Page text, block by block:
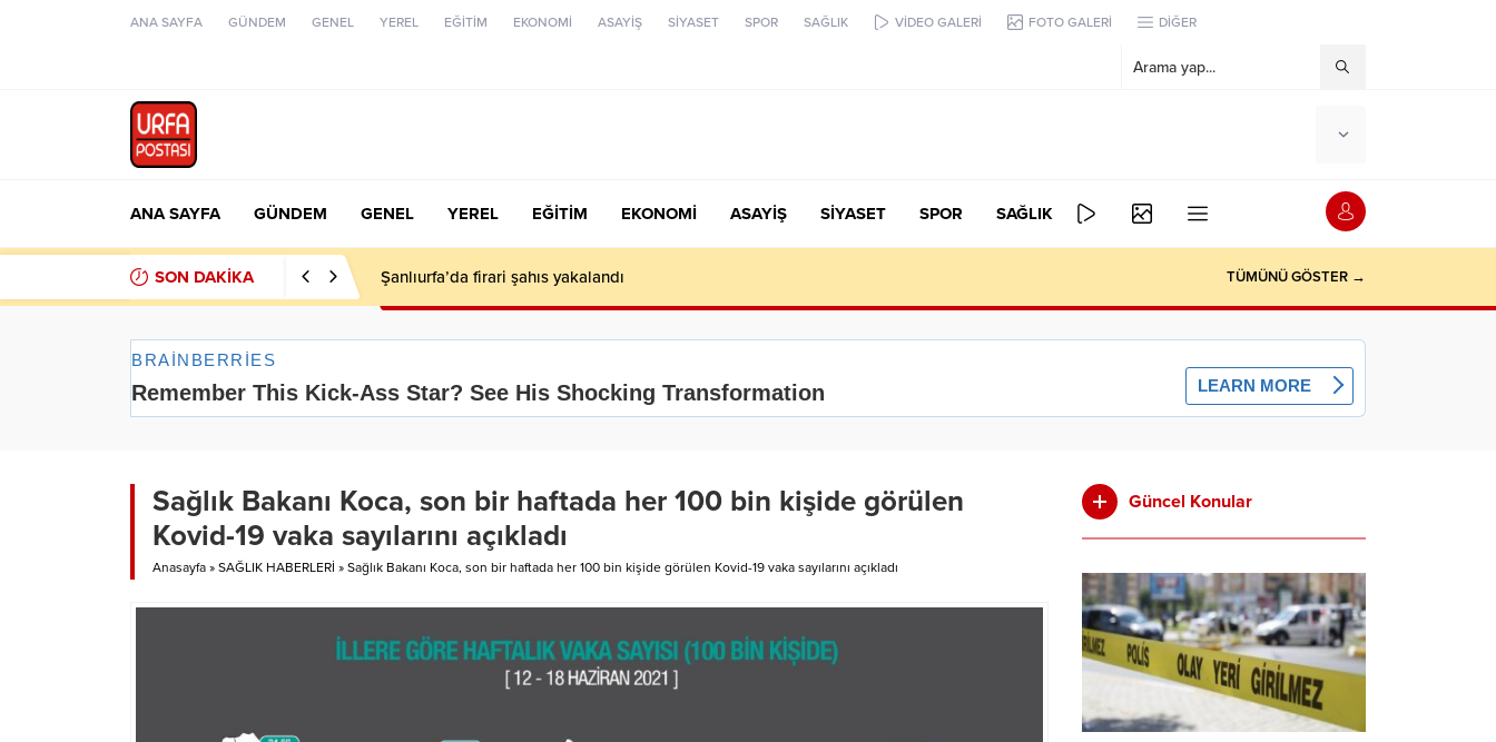
ANA SAYFA GÜNDEM GENEL YEREL EĞİTİM EKONOMİ ASAYİŞ SİYASET SPOR SAĞLIK VİDEO GALERİ FOTO GALERİ DİĞER
ANA SAYFA GÜNDEM GENEL YEREL EĞİTİM EKONOMİ ASAYİŞ SİYASET SPOR SAĞLIK
SON DAKİKA Şanlıurfa’da firari şahıs yakalandı TÜMÜNÜ GÖSTER →
Sağlık Bakanı Koca, son bir haftada her 100 bin kişide görülen
Kovid-19 vaka sayılarını açıkladı
Anasayfa » SAĞLIK HABERLERİ » Sağlık Bakanı Koca, son bir haftada her 100 bin kişide görülen Kovid-19 vaka sayılarını açıkladı
Güncel Konular